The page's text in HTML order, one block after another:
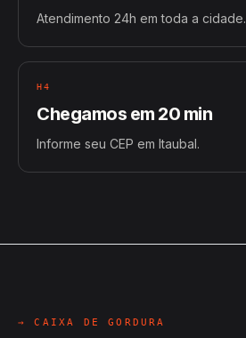
Atendimento 24h em toda a cidade.
H4
Chegamos em 20 min
Informe seu CEP em Itaubal.
→ CAIXA DE GORDURA